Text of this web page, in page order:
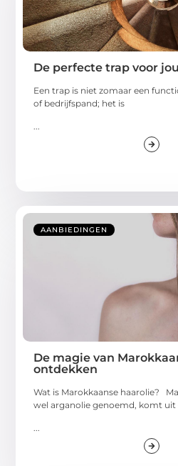
De perfecte trap voor
Een trap is niet zomaar een
of bedrijfspand; het is
...
AANBIEDINGEN
De magie van
ontdekken
Wat is Marokkaanse haarolie?
wel arganolie genoemd, komt uit
...